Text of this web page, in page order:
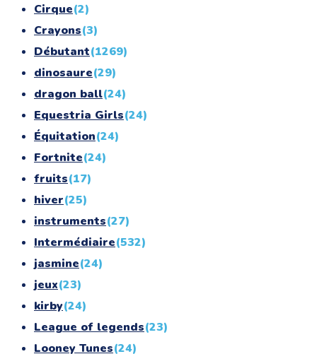
Cirque(2)
Crayons(3)
Débutant(1269)
dinosaure(29)
dragon ball(24)
Equestria Girls(24)
Équitation(24)
Fortnite(24)
fruits(17)
hiver(25)
instruments(27)
Intermédiaire(532)
jasmine(24)
jeux(23)
kirby(24)
League of legends(23)
Looney Tunes(24)